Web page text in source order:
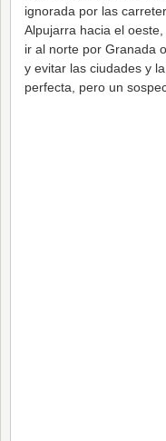
ignorada por las
Alpujarra hacia el
ir al norte por Granada
y evitar las ciudades y
perfecta, pero un